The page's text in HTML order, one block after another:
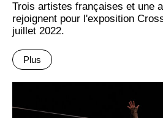
Trois artistes françaises et une
rejoignent pour l'exposition
juillet 2022.
Plus